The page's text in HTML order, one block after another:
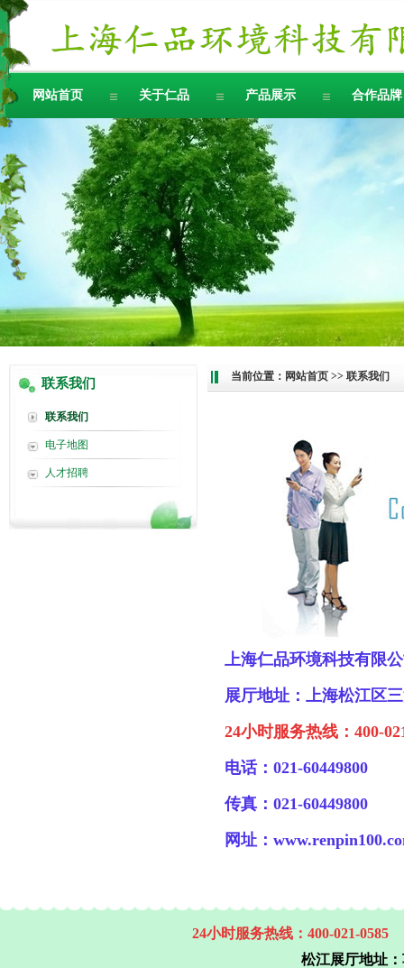
网站首页 关于仁品 产品展示 合作品牌
联系我们
联系我们
电子地图
人才招聘
当前位置： 网站首页 >> 联系我们
上海仁品环境科技有限
展厅地址：上海松江区
24小时服务热线：400-
电话：021-60449800
传真：021-60449800
网址：
24小时服务热线：400-021-0585
松江展厅地址：